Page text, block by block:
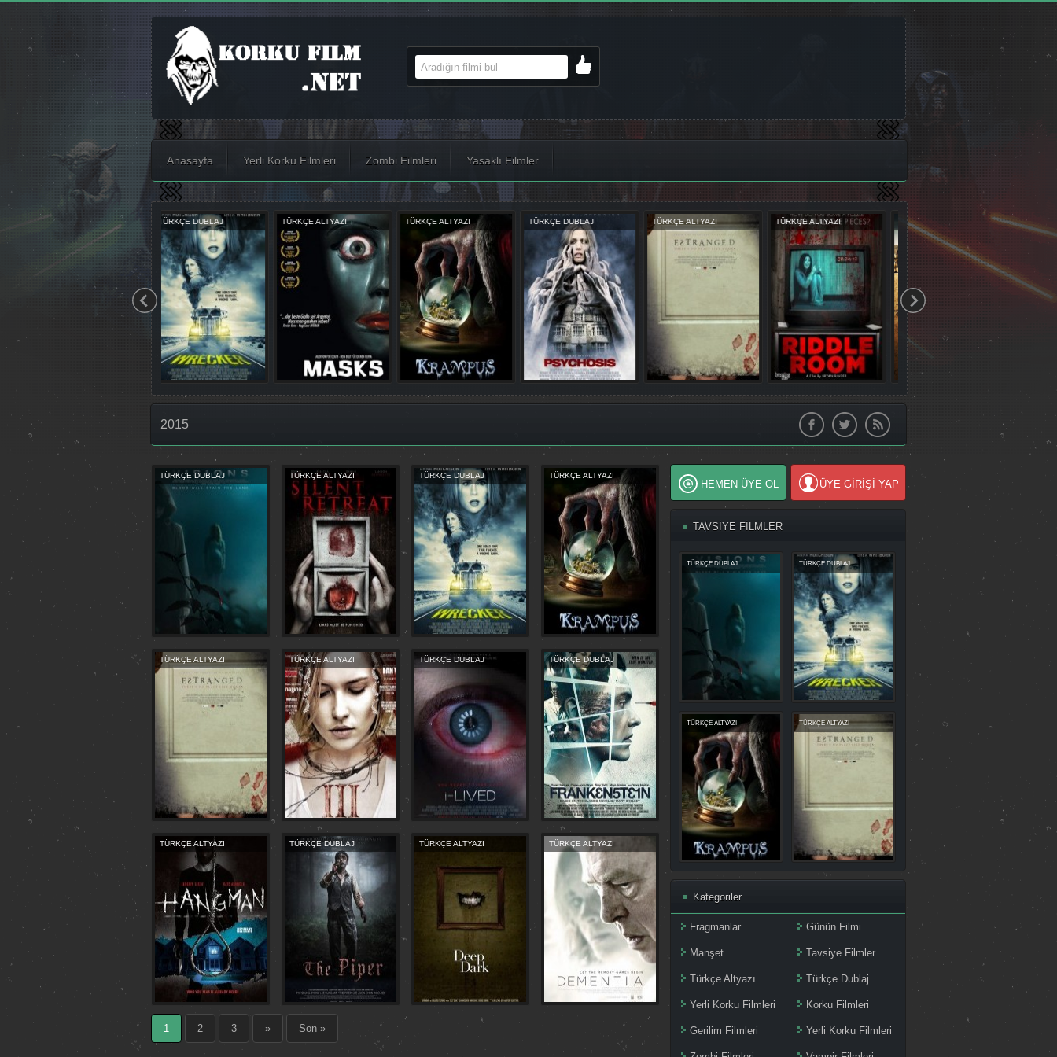
Anasayfa Yerli Korku Filmleri Zombi Filmleri Yasaklı Filmler
TÜRKÇE ALTYAZI TÜRKÇE ALTYAZI TÜRKÇE DUBLAJ TÜRKÇE ALTYAZI TÜRKÇE ALTYAZI TÜRKÇE DUBLAJ TÜRKÇE DUBLAJ TÜRKÇE ALTYAZI
2015
TÜRKÇE DUBLAJ TÜRKÇE ALTYAZI TÜRKÇE DUBLAJ TÜRKÇE ALTYAZI
TÜRKÇE ALTYAZI TÜRKÇE ALTYAZI TÜRKÇE DUBLAJ TÜRKÇE DUBLAJ
TÜRKÇE ALTYAZI TÜRKÇE DUBLAJ TÜRKÇE ALTYAZI TÜRKÇE ALTYAZI
1 2 3 » Son »
HEMEN ÜYE OL ÜYE GİRİŞİ YAP
TAVSİYE FİLMLER
TÜRKÇE DUBLAJ TÜRKÇE DUBLAJ
TÜRKÇE ALTYAZI TÜRKÇE ALTYAZI
Kategoriler
Fragmanlar Günün Filmi
Manşet Tavsiye Filmler
Türkçe Altyazı Türkçe Dublaj
Yerli Korku Filmleri Korku Filmleri
Gerilim Filmleri Yerli Korku Filmleri